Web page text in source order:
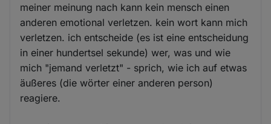
meiner meinung nach kann kein mensch einen
anderen emotional verletzen. kein wort kann mich
verletzen. ich entscheide (es ist eine entscheidung
in einer hundertsel sekunde) wer, was und wie
mich "jemand verletzt" - sprich, wie ich auf etwas
äußeres (die wörter einer anderen person)
reagiere.